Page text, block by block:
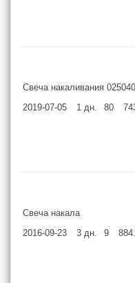
Свеча накаливания
2019-07-05
1 дн. 80
Свеча накала
2016-09-23
3 дн. 9